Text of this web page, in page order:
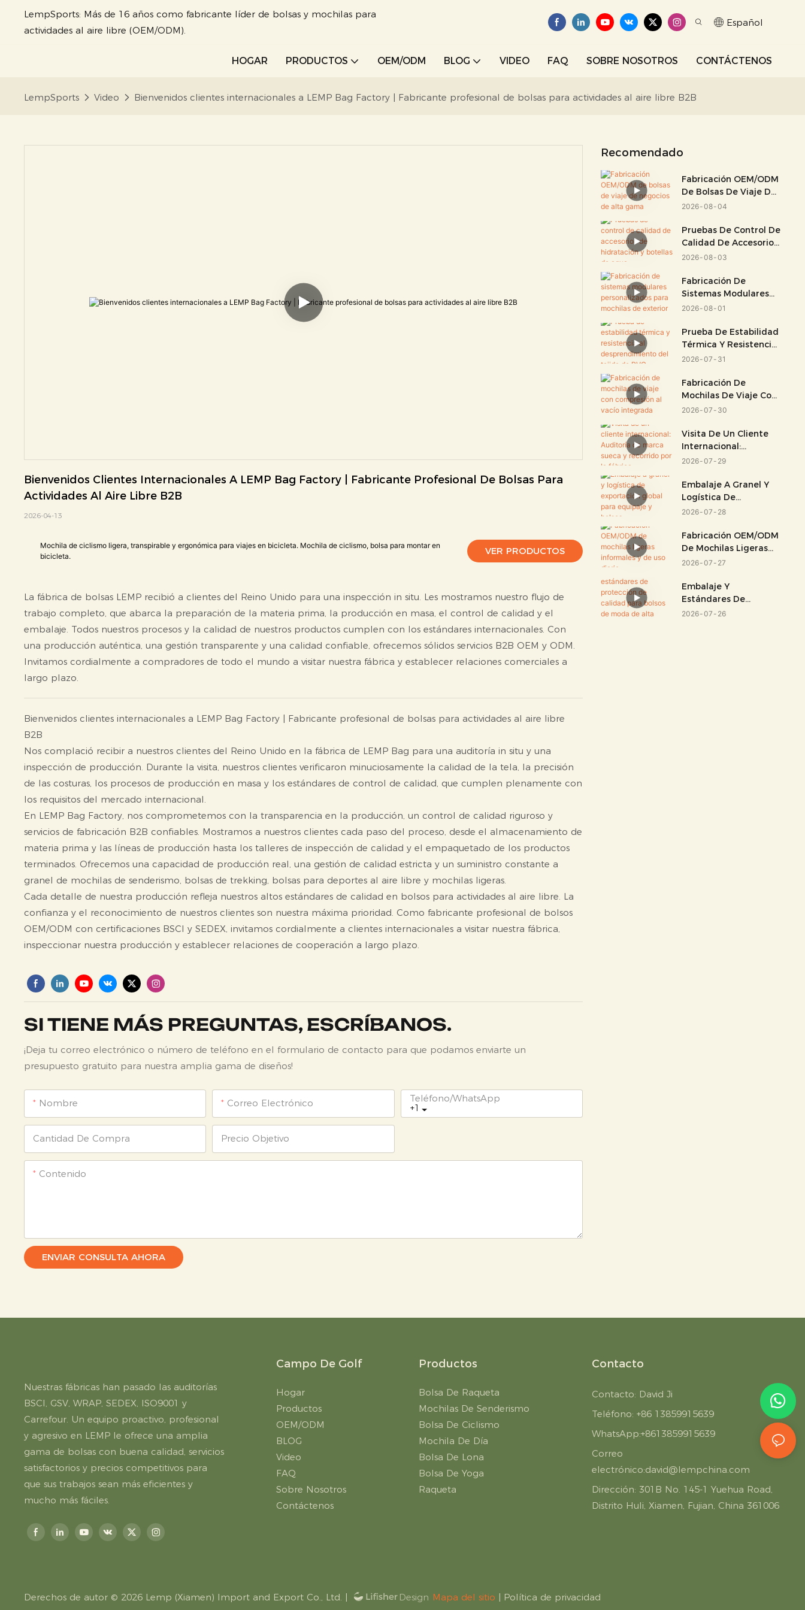
LempSports: Más de 16 años como fabricante líder de bolsas y mochilas para
actividades al aire libre (OEM/ODM).
Español
HOGAR PRODUCTOS OEM/ODM BLOG VIDEO FAQ SOBRE NOSOTROS CONTÁCTENOS
LempSports Video Bienvenidos clientes internacionales a LEMP Bag Factory | Fabricante profesional de bolsas para actividades al aire libre B2B
Bienvenidos Clientes Internacionales A LEMP Bag Factory | Fabricante Profesional De Bolsas Para
Actividades Al Aire Libre B2B
2026-04-13
Mochila de ciclismo ligera, transpirable y ergonómica para viajes en bicicleta. Mochila de ciclismo, bolsa para montar en
bicicleta.
VER PRODUCTOS
La fábrica de bolsas LEMP recibió a clientes del Reino Unido para una inspección in situ. Les mostramos nuestro flujo de
trabajo completo, que abarca la preparación de la materia prima, la producción en masa, el control de calidad y el
embalaje. Todos nuestros procesos y la calidad de nuestros productos cumplen con los estándares internacionales. Con
una producción auténtica, una gestión transparente y una calidad confiable, ofrecemos sólidos servicios B2B OEM y ODM.
Invitamos cordialmente a compradores de todo el mundo a visitar nuestra fábrica y establecer relaciones comerciales a
largo plazo.
Bienvenidos clientes internacionales a LEMP Bag Factory | Fabricante profesional de bolsas para actividades al aire libre
B2B
Nos complació recibir a nuestros clientes del Reino Unido en la fábrica de LEMP Bag para una auditoría in situ y una
inspección de producción. Durante la visita, nuestros clientes verificaron minuciosamente la calidad de la tela, la precisión
de las costuras, los procesos de producción en masa y los estándares de control de calidad, que cumplen plenamente con
los requisitos del mercado internacional.
En LEMP Bag Factory, nos comprometemos con la transparencia en la producción, un control de calidad riguroso y
servicios de fabricación B2B confiables. Mostramos a nuestros clientes cada paso del proceso, desde el almacenamiento de
materia prima y las líneas de producción hasta los talleres de inspección de calidad y el empaquetado de los productos
terminados. Ofrecemos una capacidad de producción real, una gestión de calidad estricta y un suministro constante a
granel de mochilas de senderismo, bolsas de trekking, bolsas para deportes al aire libre y mochilas ligeras.
Cada detalle de nuestra producción refleja nuestros altos estándares de calidad en bolsos para actividades al aire libre. La
confianza y el reconocimiento de nuestros clientes son nuestra máxima prioridad. Como fabricante profesional de bolsos
OEM/ODM con certificaciones BSCI y SEDEX, invitamos cordialmente a clientes internacionales a visitar nuestra fábrica,
inspeccionar nuestra producción y establecer relaciones de cooperación a largo plazo.
SI TIENE MÁS PREGUNTAS, ESCRÍBANOS.
¡Deja tu correo electrónico o número de teléfono en el formulario de contacto para que podamos enviarte un
presupuesto gratuito para nuestra amplia gama de diseños!
Nombre Correo Electrónico +1
Teléfono/WhatsApp
Cantidad De Compra Precio Objetivo
Contenido
ENVIAR CONSULTA AHORA
Recomendado
Fabricación OEM/ODM
De Bolsas De Viaje De
Negocios De Alta
2026 08 04
Pruebas De Control De
Calidad De Accesorios
De Hidratación Y
2026 08 03
Fabricación De
Sistemas Modulares
Personalizados Para
2026 08 01
Prueba De Estabilidad
Térmica Y Resistencia
Al Desprendimiento
2026 07 31
Fabricación De
Mochilas De Viaje Con
Compresión Al Vacío
2026 07 30
Visita De Un Cliente
Internacional:
Auditoría De Marca
La Fábrica.
2026 07 29
Embalaje A Granel Y
Logística De
Exportación Global
Bolsos.
2026 07 28
Fabricación OEM/ODM
De Mochilas Ligeras
Informales Y De Uso
2026 07 27
Embalaje Y
Estándares De
Protección De Calidad
2026 07 26
Nuestras fábricas han pasado las auditorías
BSCI, GSV, WRAP, SEDEX, ISO9001 y
Carrefour. Un equipo proactivo, profesional
y agresivo en LEMP le ofrece una amplia
gama de bolsas con buena calidad, servicios
satisfactorios y precios competitivos para
que sus trabajos sean más eficientes y
mucho más fáciles.
Campo De Golf
Hogar
Productos
OEM/ODM
BLOG
Video
FAQ
Sobre Nosotros
Contáctenos
Productos
Bolsa De Raqueta
Mochilas De Senderismo
Bolsa De Ciclismo
Mochila De Día
Bolsa De Lona
Bolsa De Yoga
Raqueta
Contacto
Contacto: David Ji
Teléfono: +86 13859915639
WhatsApp:+8613859915639
Correo
electrónico:david@lempchina.com
Dirección: 301B No. 145-1 Yuehua Road,
Distrito Huli, Xiamen, Fujian, China 361006
Derechos de autor © 2026 Lemp (Xiamen) Import and Export Co., Ltd. | Mapa del sitio | Política de privacidad